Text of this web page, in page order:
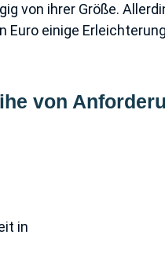
von ihrer Größe.
einige
von
in